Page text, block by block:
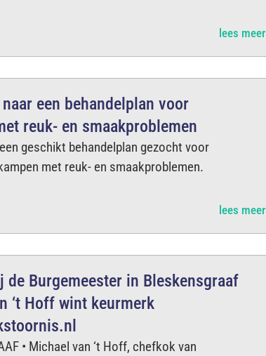
lees meer
een behandelplan voor
reuk- en smaakproblemen
geschikt behandelplan gezocht voor
met reuk- en smaakproblemen.
lees meer
de Burgemeester in Bleskensgraaf
‘t Hoff wint keurmerk
• Michael van ‘t Hoff, chefkok van